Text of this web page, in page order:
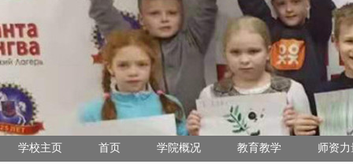
学校主页 首页 学院概况 教育教学 师资力